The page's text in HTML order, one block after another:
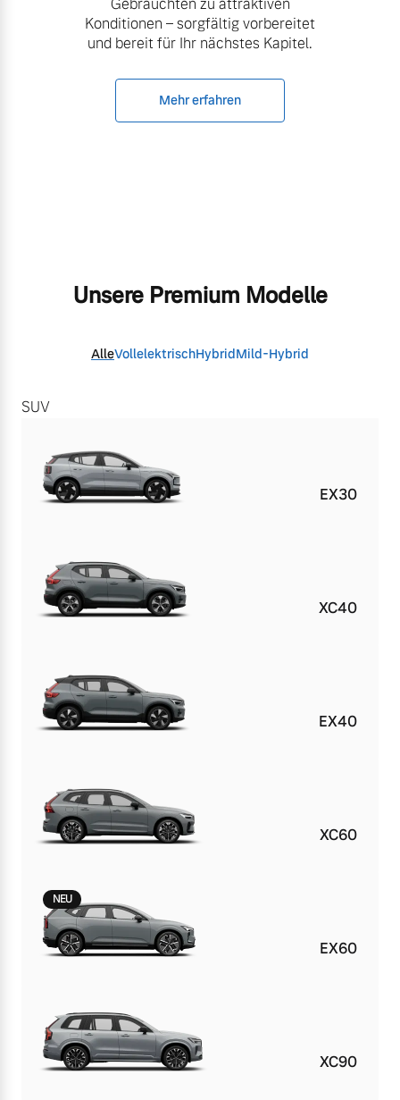
Konditionen – sorgfältig vorbereitet
und bereit für Ihr nächstes Kapitel.
Mehr erfahren
Unsere Premium Modelle
AlleVollelektrischHybridMild-Hybrid
SUV
EX30
XC40
EX40
XC60
NEU
EX60
XC90